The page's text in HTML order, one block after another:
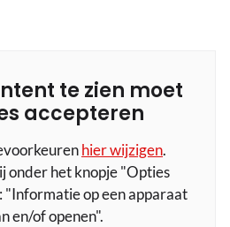
te zien moet
accepteren
hier wijzigen.
onder het knopje "Opties
"Informatie op een apparaat
en/of openen".